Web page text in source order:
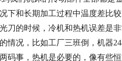
下和长期加工过程中温度差比
刀的时候，冷机和热机误差是
情况，比如工厂三班倒，机器
事，热机是必要的，像有些恒